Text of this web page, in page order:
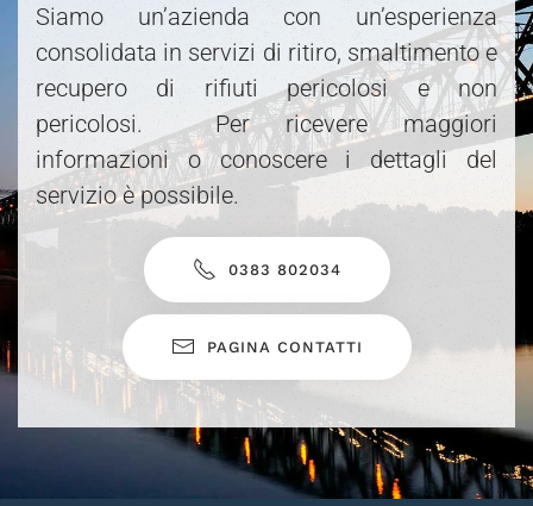
Siamo un’azienda con un’esperienza
consolidata in servizi di ritiro, smaltimento e
recupero di rifiuti pericolosi e non
pericolosi. Per ricevere maggiori
informazioni o conoscere i dettagli del
servizio è possibile.
0383 802034
PAGINA CONTATTI